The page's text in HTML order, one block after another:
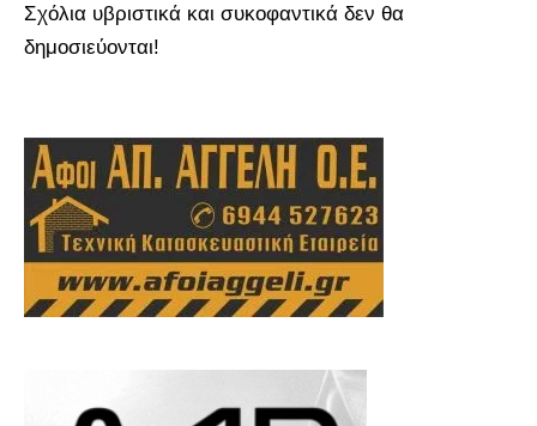
Σχόλια υβριστικά και συκοφαντικά δεν θα
δημοσιεύονται!